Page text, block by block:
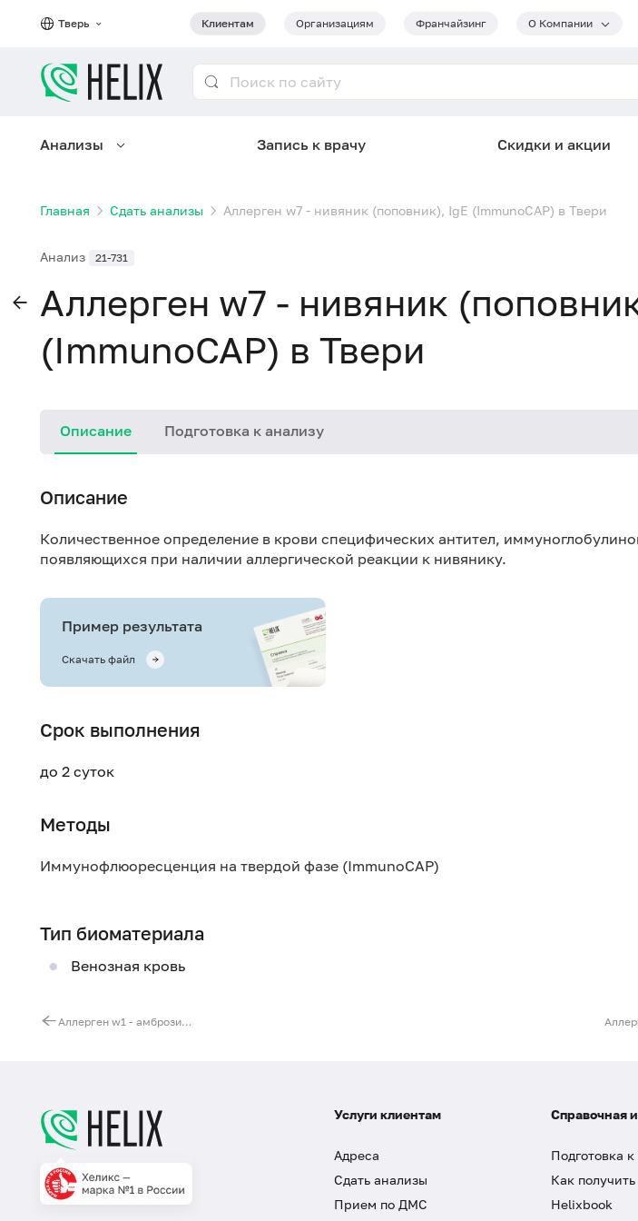
Тверь Клиентам Организациям Франчайзинг О Компании
Анализы Запись к врачу Скидки и акции
Главная Сдать анализы Аллерген w7 - нивяник (поповник), IgE (ImmunoCAP) в Твери
Анализ 21-731
Аллерген w7 - нивяник
(ImmunoCAP) в Твери
Описание Подготовка к анализу
Описание
Количественное определение в крови специфических антител,
появляющихся при наличии аллергической реакции к нивянику.
Пример результата
Скачать файл
Срок выполнения
до 2 суток
Методы
Иммунофлюоресценция на твердой фазе (ImmunoCAP)
Тип биоматериала
Венозная кровь
Аллерген w1 - амброзия высокая, IgE (ImmunoCAP)
Услуги клиентам
Адреса
Сдать анализы
Прием по ДМС
Справочная
Подготовка
Как получить
Helixbook